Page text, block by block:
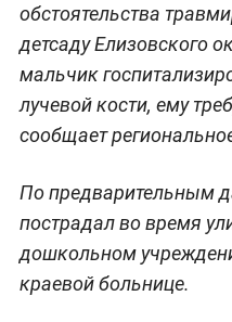
обстоятельства
детсаду Елизовского
мальчик
лучевой кости, ему
сообщает
По предварительным
пострадал во время
дошкольном
краевой больнице.